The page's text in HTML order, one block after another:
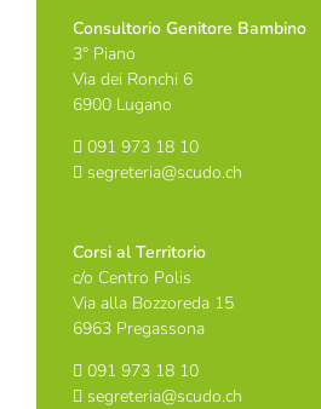
Consultorio Genitore Bambino
3° Piano
Via dei Ronchi 6
6900 Lugano
091 973 18 10
segreteria@scudo.ch
Corsi al Territorio
c/o Centro Polis
Via alla Bozzoreda 15
6963 Pregassona
091 973 18 10
segreteria@scudo.ch